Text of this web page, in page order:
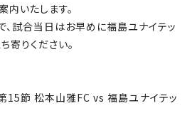
いたします。
、試合当日はお早めに福島ユナイテッ
寄りください。
15節 松本山雅FC vs 福島ユナイテッ